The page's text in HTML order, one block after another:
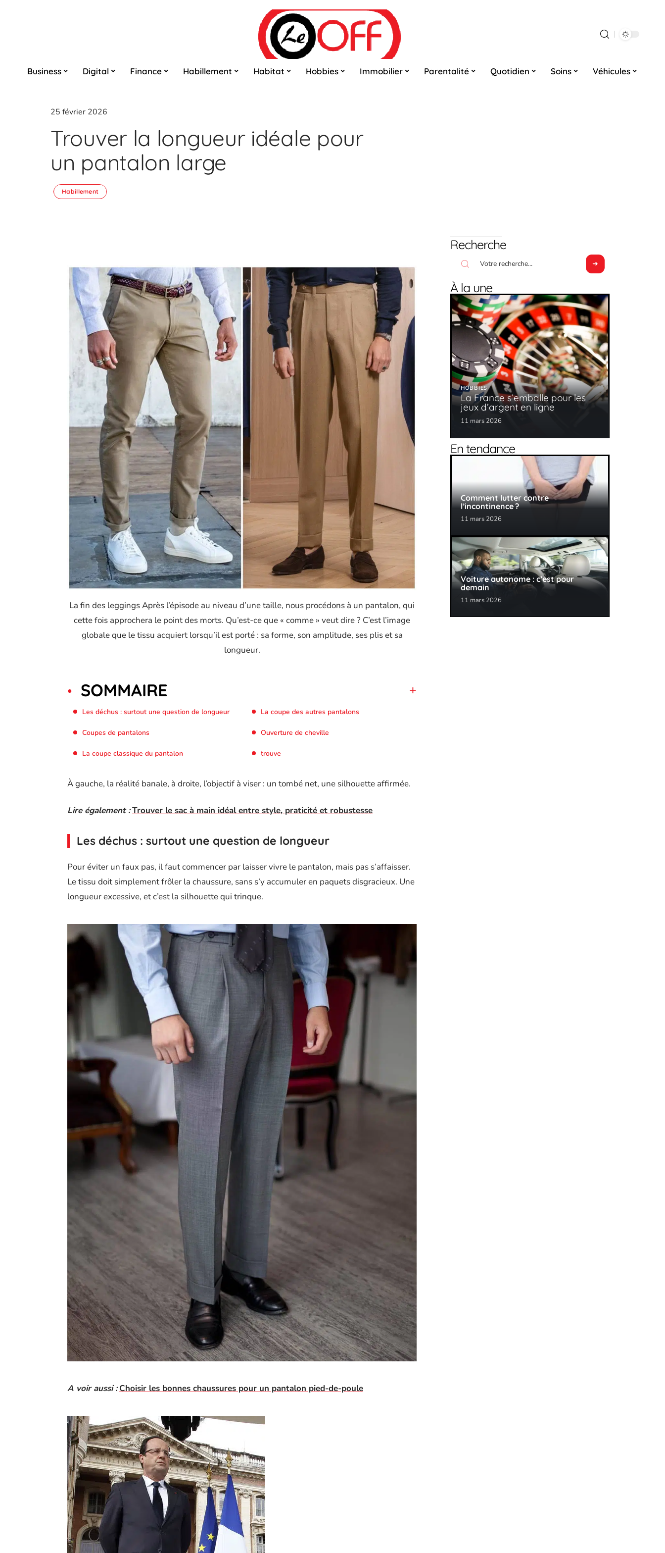
Business Digital Finance Habillement Habitat Hobbies Immobilier Parentalité Quotidien Soins Véhicules
25 février 2026
Trouver la longueur idéale pour
un pantalon large
Habillement
La fin des leggings Après l’épisode au niveau d’une taille, nous procédons à un pantalon, qui
cette fois approchera le point des morts. Qu’est-ce que « comme » veut dire ? C’est l’image
globale que le tissu acquiert lorsqu’il est porté : sa forme, son amplitude, ses plis et sa
longueur.
SOMMAIRE
Les déchus : surtout une question de longueur
Coupes de pantalons
La coupe classique du pantalon
La coupe des autres pantalons
Ouverture de cheville
trouve
À gauche, la réalité banale, à droite, l’objectif à viser : un tombé net, une silhouette affirmée.
Lire également :Trouver le sac à main idéal entre style, praticité et robustesse
Les déchus : surtout une question de longueur
Pour éviter un faux pas, il faut commencer par laisser vivre le pantalon, mais pas s’affaisser.
Le tissu doit simplement frôler la chaussure, sans s’y accumuler en paquets disgracieux. Une
longueur excessive, et c’est la silhouette qui trinque.
A voir aussi : Choisir les bonnes chaussures pour un pantalon pied-de-poule
Recherche
À la une
HOBBIES
La France s’emballe pour les
jeux d’argent en ligne
11 mars 2026
En tendance
Comment lutter contre
l’incontinence ?
11 mars 2026
Voiture autonome : c’est pour
demain
11 mars 2026